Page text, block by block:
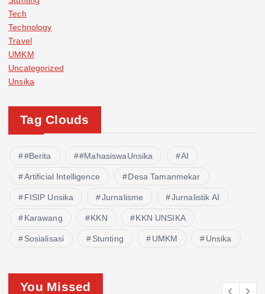
Tech
Technology
Travel
UMKM
Uncategorized
Unsika
Tag Clouds
#Berita #MahasiswaUnsika AI
Artificial Intelligence Desa Tamanmekar
FISIP Unsika Jurnalisme Jurnalistik AI
Karawang KKN KKN UNSIKA
Sosialisasi Stunting UMKM Unsika
You Missed